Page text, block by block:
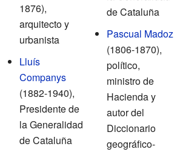
1876),
arquitecto y
urbanista
Lluís
Companys
(1882-1940),
Presidente de
la Generalidad
de Cataluña
de Cataluña
Pascual Madoz
(1806-1870),
político,
ministro de
Hacienda y
autor del
Diccionario
geográfico-